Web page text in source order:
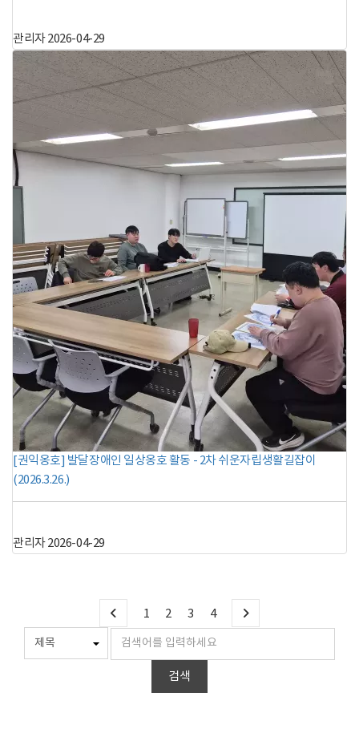
관리자2026-04-29
[권익옹호] 발달장애인 일상옹호 활동 - 2차 쉬운자립생활길잡이
(2026.3.26.)
관리자2026-04-29
1 2 3 4
검색